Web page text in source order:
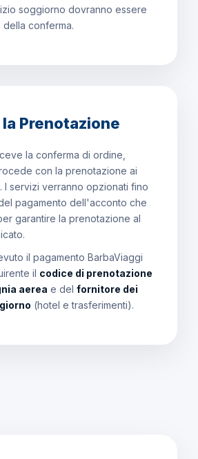
soggiorno dovranno essere
conferma.
la Prenotazione
la conferma di ordine,
con la prenotazione ai
I servizi verranno opzionati fino
pagamento dell'acconto che
garantire la prenotazione al
il pagamento BarbaViaggi
il codice di prenotazione
aerea e del fornitore dei
(hotel e trasferimenti).